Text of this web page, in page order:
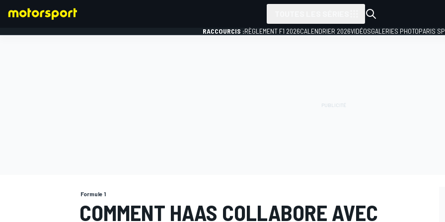
RACCOURCIS :RÈGLEMENT F1 2026CALENDRIER 2026VIDÉOSGALERIES PHOTOPARIS
Formule 1
COMMENT HAAS COLLABORE AVEC